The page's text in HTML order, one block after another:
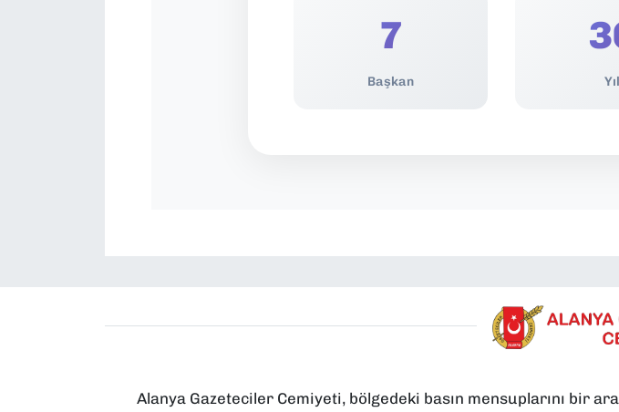
7
Başkan Yıl
Alanya Gazeteciler Cemiyeti, bölgedeki basın mensuplarını bir